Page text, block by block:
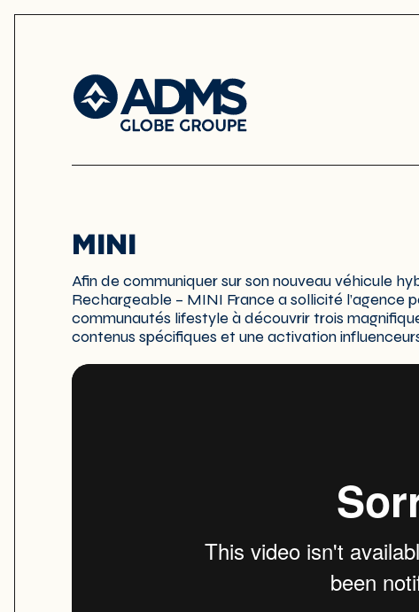
MINI
Afin de communiquer sur son nouveau véhicule
Rechargeable – MINI France a sollicité l’agence
communautés lifestyle à découvrir trois
contenus spécifiques et une activation